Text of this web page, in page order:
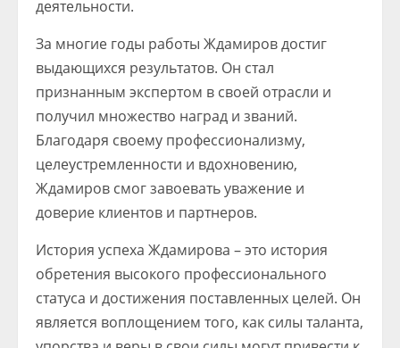
деятельности.
За многие годы работы Ждамиров достиг
выдающихся результатов. Он стал
признанным экспертом в своей отрасли и
получил множество наград и званий.
Благодаря своему профессионализму,
целеустремленности и вдохновению,
Ждамиров смог завоевать уважение и
доверие клиентов и партнеров.
История успеха Ждамирова – это история
обретения высокого профессионального
статуса и достижения поставленных целей. Он
является воплощением того, как силы таланта,